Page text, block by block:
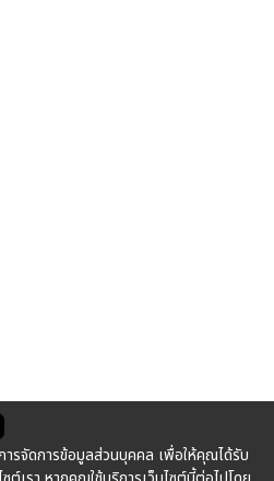
ารจัดการข้อมูลส่วนบุคคล เพื่อให้คุณได้รับ